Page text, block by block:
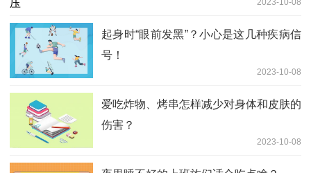
2023-10-08
起身时“眼前发黑”？小心是这几种疾病信
号！
2023-10-08
爱吃炸物、烤串怎样减少对身体和皮肤的
伤害？
2023-10-08